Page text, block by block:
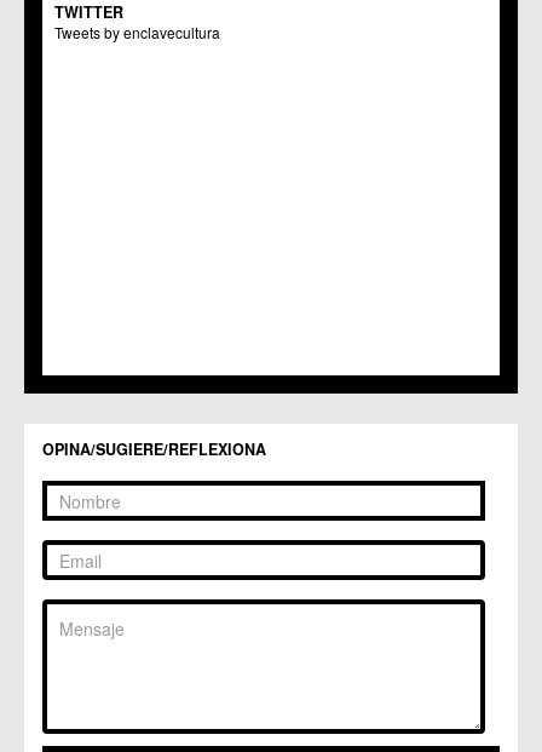
TWITTER
Tweets by enclavecultura
OPINA/SUGIERE/REFLEXIONA